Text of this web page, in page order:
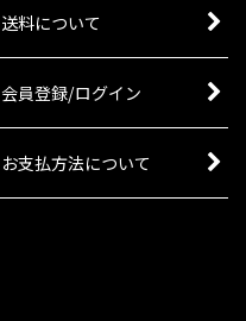
送料について
会員登録/ログイン
お支払方法について